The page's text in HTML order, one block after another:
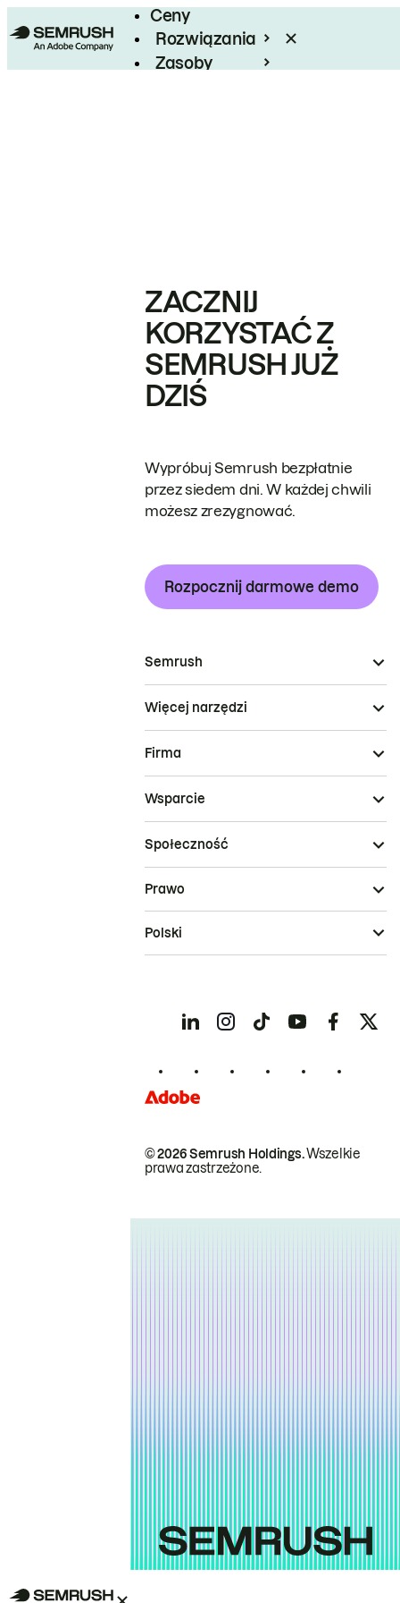
Ceny
Rozwiązania
Zasoby
ZACZNIJ
KORZYSTAĆ Z
SEMRUSH JUŻ
DZIŚ
Wypróbuj Semrush bezpłatnie
przez siedem dni. W każdej chwili
możesz zrezygnować.
Rozpocznij darmowe demo
Semrush
Więcej narzędzi
Firma
Wsparcie
Społeczność
© 2026 Semrush Holdings.Wszelkie
prawa zastrzeżone.
Prawo
Polski